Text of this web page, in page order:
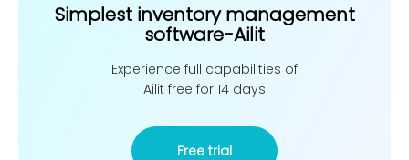
Simplest inventory management
software-Ailit
Experience full capabilities of
Ailit free for 14 days
Free trial